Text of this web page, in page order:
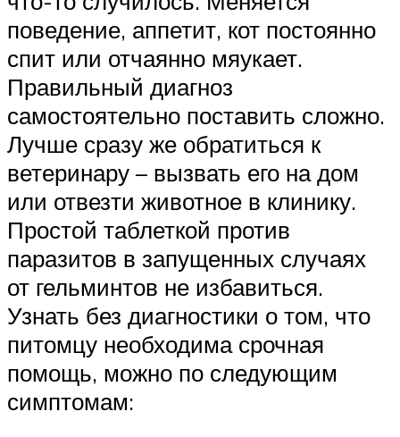
поведение, аппетит, кот постоянно
спит или отчаянно мяукает.
Правильный диагноз
самостоятельно поставить сложно.
Лучше сразу же обратиться к
ветеринару – вызвать его на дом
или отвезти животное в клинику.
Простой таблеткой против
паразитов в запущенных случаях
от гельминтов не избавиться.
Узнать без диагностики о том, что
питомцу необходима срочная
помощь, можно по следующим
симптомам: